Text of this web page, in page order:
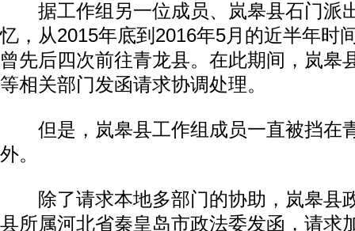
据工作组另一位成员、岚皋县石门派
忆，从2015年底到2016年5月的近半年时
曾先后四次前往青龙县。在此期间，岚皋
等相关部门发函请求协调处理。
但是，岚皋县工作组成员一直被挡在
外。
除了请求本地多部门的协助，岚皋县
县所属河北省秦皇岛市政法委发函，请求
动